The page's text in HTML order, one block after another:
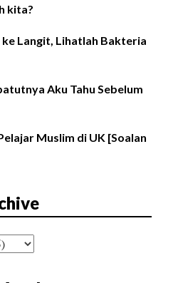
kita?
ke Langit, Lihatlah Bakteria
Aku Tahu Sebelum
Muslim di UK [Soalan